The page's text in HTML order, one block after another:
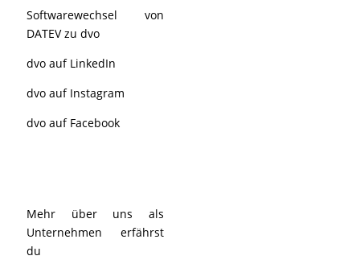
Softwarewechsel von
DATEV zu dvo
dvo auf LinkedIn
dvo auf Instagram
dvo auf Facebook
Mehr über uns als
Unternehmen erfährst
du